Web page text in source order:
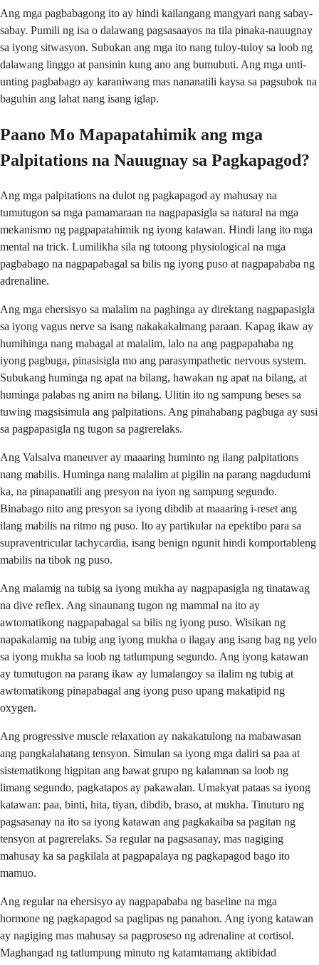
Ang mga pagbabagong ito ay hindi kailangang mangyari nang sabay-
sabay. Pumili ng isa o dalawang pagsasaayos na tila pinaka-nauugnay
sa iyong sitwasyon. Subukan ang mga ito nang tuloy-tuloy sa loob ng
dalawang linggo at pansinin kung ano ang bumubuti. Ang mga unti-
unting pagbabago ay karaniwang mas nananatili kaysa sa pagsubok na
baguhin ang lahat nang isang iglap.
Paano Mo Mapapatahimik ang mga
Palpitations na Nauugnay sa Pagkapagod?
Ang mga palpitations na dulot ng pagkapagod ay mahusay na
tumutugon sa mga pamamaraan na nagpapasigla sa natural na mga
mekanismo ng pagpapatahimik ng iyong katawan. Hindi lang ito mga
mental na trick. Lumilikha sila ng totoong physiological na mga
pagbabago na nagpapabagal sa bilis ng iyong puso at nagpapababa ng
adrenaline.
Ang mga ehersisyo sa malalim na paghinga ay direktang nagpapasigla
sa iyong vagus nerve sa isang nakakakalmang paraan. Kapag ikaw ay
humihinga nang mabagal at malalim, lalo na ang pagpapahaba ng
iyong pagbuga, pinasisigla mo ang parasympathetic nervous system.
Subukang huminga ng apat na bilang, hawakan ng apat na bilang, at
huminga palabas ng anim na bilang. Ulitin ito ng sampung beses sa
tuwing magsisimula ang palpitations. Ang pinahabang pagbuga ay susi
sa pagpapasigla ng tugon sa pagrerelaks.
Ang Valsalva maneuver ay maaaring huminto ng ilang palpitations
nang mabilis. Huminga nang malalim at pigilin na parang nagdudumi
ka, na pinapanatili ang presyon na iyon ng sampung segundo.
Binabago nito ang presyon sa iyong dibdib at maaaring i-reset ang
ilang mabilis na ritmo ng puso. Ito ay partikular na epektibo para sa
supraventricular tachycardia, isang benign ngunit hindi komportableng
mabilis na tibok ng puso.
Ang malamig na tubig sa iyong mukha ay nagpapasigla ng tinatawag
na dive reflex. Ang sinaunang tugon ng mammal na ito ay
awtomatikong nagpapabagal sa bilis ng iyong puso. Wisikan ng
napakalamig na tubig ang iyong mukha o ilagay ang isang bag ng yelo
sa iyong mukha sa loob ng tatlumpung segundo. Ang iyong katawan
ay tumutugon na parang ikaw ay lumalangoy sa ilalim ng tubig at
awtomatikong pinapabagal ang iyong puso upang makatipid ng
oxygen.
Ang progressive muscle relaxation ay nakakatulong na mabawasan
ang pangkalahatang tensyon. Simulan sa iyong mga daliri sa paa at
sistematikong higpitan ang bawat grupo ng kalamnan sa loob ng
limang segundo, pagkatapos ay pakawalan. Umakyat pataas sa iyong
katawan: paa, binti, hita, tiyan, dibdib, braso, at mukha. Tinuturo ng
pagsasanay na ito sa iyong katawan ang pagkakaiba sa pagitan ng
tensyon at pagrerelaks. Sa regular na pagsasanay, mas nagiging
mahusay ka sa pagkilala at pagpapalaya ng pagkapagod bago ito
mamuo.
Ang regular na ehersisyo ay nagpapababa ng baseline na mga
hormone ng pagkapagod sa paglipas ng panahon. Ang iyong katawan
ay nagiging mas mahusay sa pagproseso ng adrenaline at cortisol.
Maghangad ng tatlumpung minuto ng katamtamang aktibidad